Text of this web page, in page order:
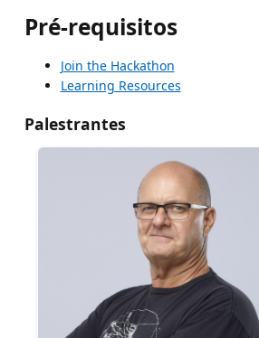
Pré-requisitos
Join the Hackathon
Learning Resources
Palestrantes